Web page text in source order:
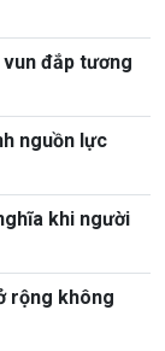
đắp tương
nguồn lực
khi người
rộng không